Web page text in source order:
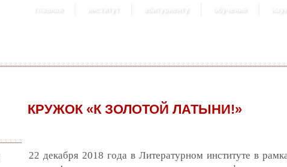
главная институт абитуриенту обучение наука
КРУЖОК «К ЗОЛОТОЙ ЛАТЫНИ!»
22 декабря 2018 года в Литературном институте в